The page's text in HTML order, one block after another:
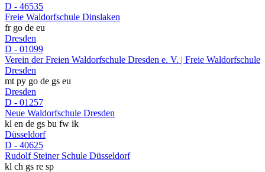
D - 46535
Freie Waldorfschule Dinslaken
fr go de eu
Dresden
D - 01099
Verein der Freien Waldorfschule Dresden e. V. | Freie Waldorfschule
Dresden
mt py go de gs eu
Dresden
D - 01257
Neue Waldorfschule Dresden
kl en de gs bu fw ik
Düsseldorf
D - 40625
Rudolf Steiner Schule Düsseldorf
kl ch gs re sp